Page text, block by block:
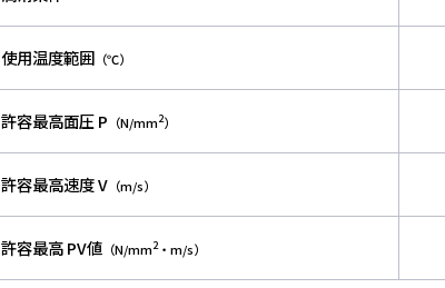
使用温度範囲 （℃）
許容最高面圧 P （N/mm2）
許容最高速度 V （m/s）
許容最高 PV値 （N/mm2・m/s）